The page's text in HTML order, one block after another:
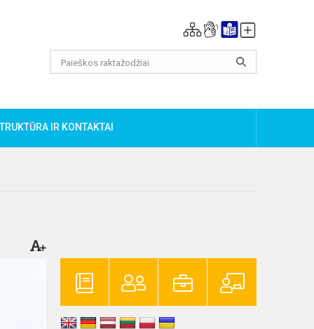
IR KONTAKTAI